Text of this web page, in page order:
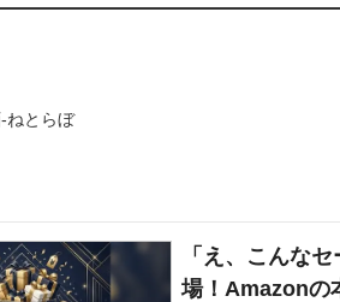
ねとらぼ
「え、こんな
場！Amazonの